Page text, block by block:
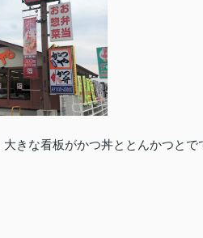
きな看板がかつ丼ととんかつとで